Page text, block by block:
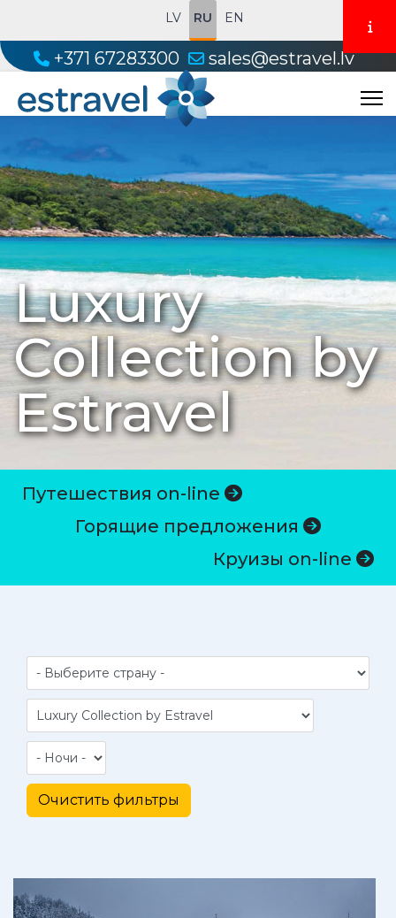
LV RU EN
+371 67283300 sales@estravel.lv
Luxury
Collection by
Estravel
Путешествия on-line
Горящие предложения
Круизы on-line